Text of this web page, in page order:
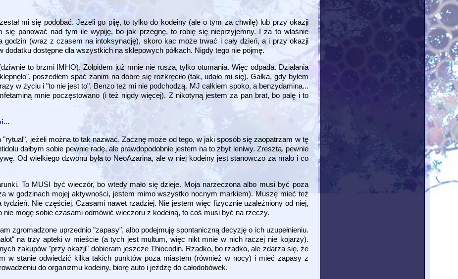
mi się podobać. Jeżeli go piję, to tylko do kodeiny (ale o tym za chwilę) lub przy okazji
panować nad tym ile wypiję, bo jak przegnę, to robię się nieprzyjemny. I za to właśnie
godzin (wraz z czasem na intoksynację), skoro kac może trwać i cały dzień, a i przy okazji
dostępne dla wszystkich na sklepowych półkach. Nigdy tego nie pojmę.
to brzmi IMHO). Zolpidem już mnie nie rusza, tylko otumania. Więc odpada. Działania
poszedłem spać zanim na dobre się rozkręciło (tak, udało mi się). Gałka, gdy byłem
w życiu i "to nie jest to". Benzo też mi nie podchodzą. MJ całkiem spoko, a benzydamina...
mnie poczęstowano (i też nigdy więcej). Z nikotyną jestem za pan brat, bo palę i to
jeżeli można to tak nazwać. Zacznę może od tego, w jaki sposób się zaopatrzam w tę
dałbym sobie pewnie radę, ale prawdopodobnie jestem na to zbyt leniwy. Zresztą, pewnie
Od wielkiego dzwonu była to NeoAzarina, ale w niej kodeiny jest stanowczo za mało i co
To MUSI być wieczór, bo wtedy mało się dzieje. Moja narzeczona albo musi być poza
w godzinach mojej aktywności, jestem mimo wszystko nocnym markiem). Muszę mieć też
Nie częściej. Czasami nawet rzadziej. Nie jestem więc fizycznie uzależniony od niej,
mogę sobie czasami odmówić wieczoru z kodeiną, to coś musi być na rzeczy.
zgromadzone uprzednio "zapasy", albo podejmuję spontaniczną decyzję o ich uzupełnieniu.
na trzy apteki w mieście (a tych jest multum, więc nikt mnie w nich raczej nie kojarzy).
zakupów "przy okazji" dobieram jeszcze Thiocodin. Rzadko, bo rzadko, ale zdarza się, że
w stanie odwiedzić kilka takich punktów poza miastem (również w nocy) i mieć zapasy z
do organizmu kodeiny, biorę auto i jeżdżę do całodobówek.